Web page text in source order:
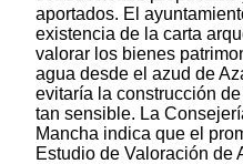
aportados. El
existencia de la carta
valorar los bienes
agua desde el azud de
evitaría la construcción
tan sensible. La
Mancha indica que el
Estudio de Valoración de